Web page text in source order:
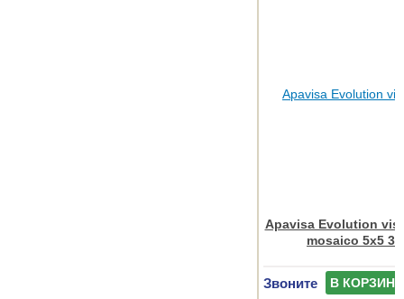
Apavisa Evolution
mosaico 5x5
Звоните В КОРЗИНУ